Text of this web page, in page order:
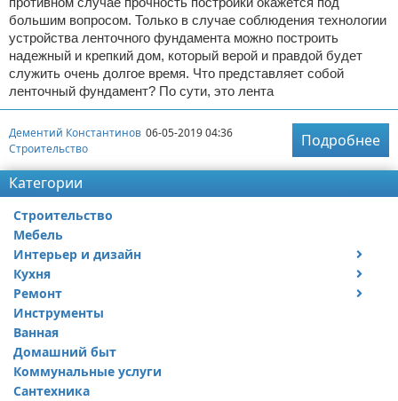
большим вопросом. Только в случае соблюдения технологии
устройства ленточного фундамента можно построить
надежный и крепкий дом, который верой и правдой будет
служить очень долгое время. Что представляет собой
ленточный фундамент? По сути, это лента
Дементий Константинов 06-05-2019 04:36
Строительство
Подробнее
Категории
Строительство
Мебель
Интерьер и дизайн
Дизайн дачи
Дизайн квартиры
Кухня
Посуда
Ремонт
Ремонт дачи
Ремонт квартиры
Инструменты
Ванная
Домашний быт
Коммунальные услуги
Сантехника